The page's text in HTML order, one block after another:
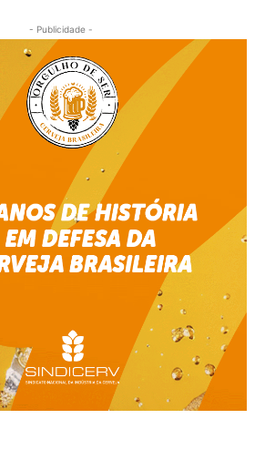
- Publicidade -